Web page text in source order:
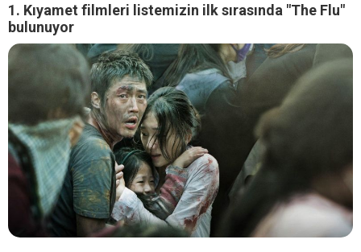
1. Kıyamet filmleri listemizin ilk sırasında "The Flu"
bulunuyor